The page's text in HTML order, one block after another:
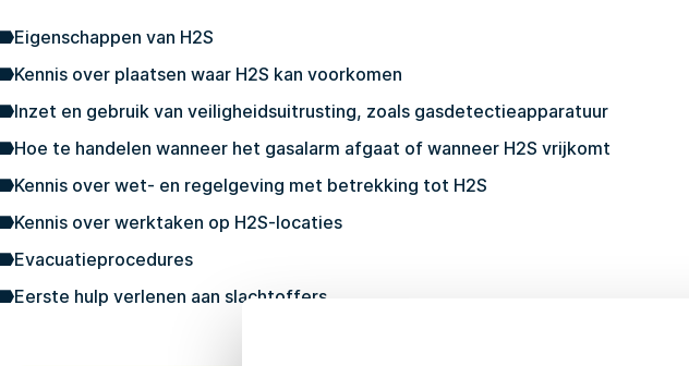
Eigenschappen van H2S
Kennis over plaatsen waar H2S kan voorkomen
Inzet en gebruik van veiligheidsuitrusting, zoals gasdetectieapparatuur
Hoe te handelen wanneer het gasalarm afgaat of wanneer H2S vrijkomt
Kennis over wet- en regelgeving met betrekking tot H2S
Kennis over werktaken op H2S-locaties
Evacuatieprocedures
Eerste hulp verlenen aan slachtoffers